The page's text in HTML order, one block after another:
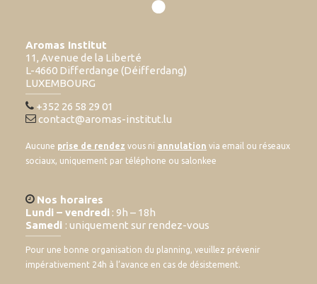
Aromas Institut
11, Avenue de la Liberté
L-4660 Differdange (Déifferdang)
LUXEMBOURG
+352 26 58 29 01
contact@aromas-institut.lu
Aucune prise de rendez vous ni annulation via email ou réseaux
sociaux, uniquement par téléphone ou salonkee
Nos horaires
Lundi – vendredi : 9h – 18h
Samedi : uniquement sur rendez-vous
Pour une bonne organisation du planning, veuillez prévenir
impérativement 24h à l’avance en cas de désistement.